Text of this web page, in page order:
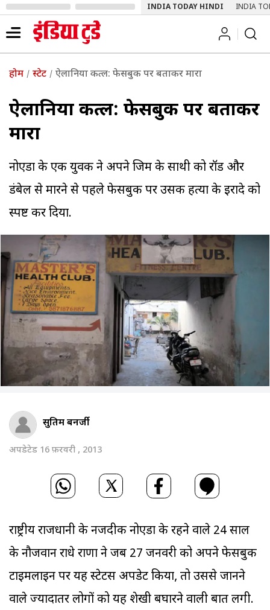
INDIA TODAY HINDI INDIA
होम स्टेट ऐलानिया कत्ल: फेसबुक पर बताकर मारा
ऐलानिया कत्ल: फेसबुक पर बताकर
मारा
नोएडा के एक युवक ने अपने जिम के साथी को रॉड और
डंबेल से मारने से पहले फेसबुक पर उसकी हत्या के इरादे को
स्पष्ट कर दिया.
सुप्रतिम बनर्जी
अपडेटेड 16 फ़रवरी , 2013
राष्ट्रीय राजधानी के नजदीक नोएडा के रहने वाले 24 साल
के नौजवान राधे राणा ने जब 27 जनवरी को अपने फेसबुक
टाइमलाइन पर यह स्टेटस अपडेट किया, तो उससे जानने
वाले ज्यादातर लोगों को यह शेखी बघारने वाली बात लगी.